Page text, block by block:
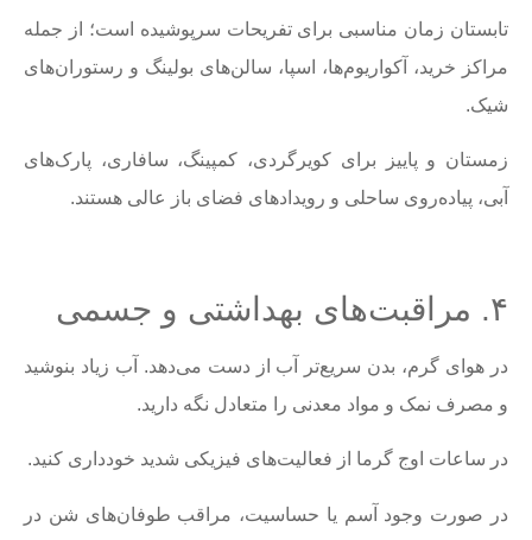
تابستان زمان مناسبی برای تفریحات سرپوشیده است؛ از جمله
مراکز خرید، آکواریوم‌ها، اسپا، سالن‌های بولینگ و رستوران‌های
شیک.
زمستان و پاییز برای کویرگردی، کمپینگ، سافاری، پارک‌های
آبی، پیاده‌روی ساحلی و رویدادهای فضای باز عالی هستند.
۴. مراقبت‌های بهداشتی و جسمی
در هوای گرم، بدن سریع‌تر آب از دست می‌دهد. آب زیاد بنوشید
و مصرف نمک و مواد معدنی را متعادل نگه دارید.
در ساعات اوج گرما از فعالیت‌های فیزیکی شدید خودداری کنید.
در صورت وجود آسم یا حساسیت، مراقب طوفان‌های شن در